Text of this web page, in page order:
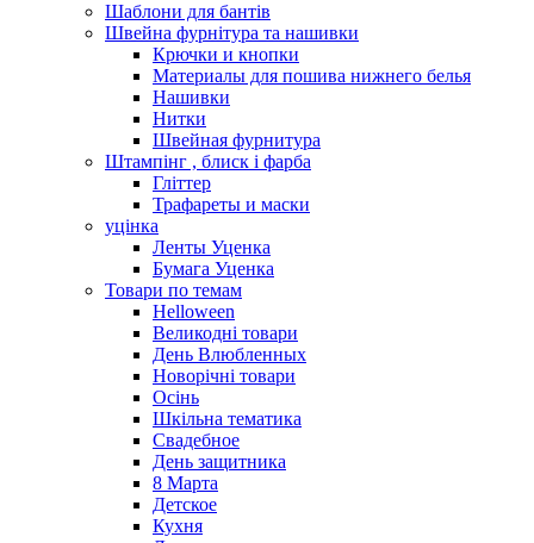
Шаблони для бантів
Швейна фурнітура та нашивки
Крючки и кнопки
Материалы для пошива нижнего белья
Нашивки
Нитки
Швейная фурнитура
Штампінг , блиск і фарба
Гліттер
Трафареты и маски
уцінка
Ленты Уценка
Бумага Уценка
Товари по темам
Helloween
Великодні товари
День Влюбленных
Новорічні товари
Осінь
Шкільна тематика
Свадебное
День защитника
8 Марта
Детское
Кухня